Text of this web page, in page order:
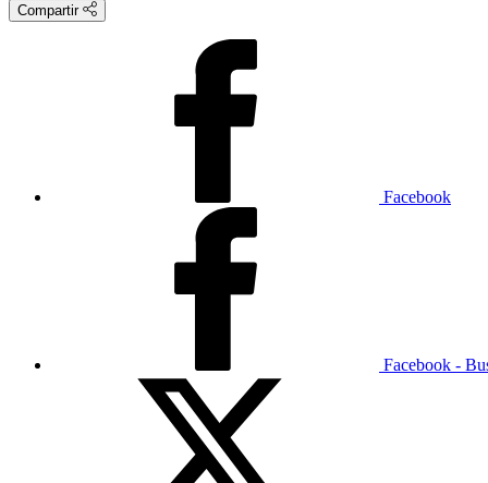
Compartir
Facebook
Facebook -